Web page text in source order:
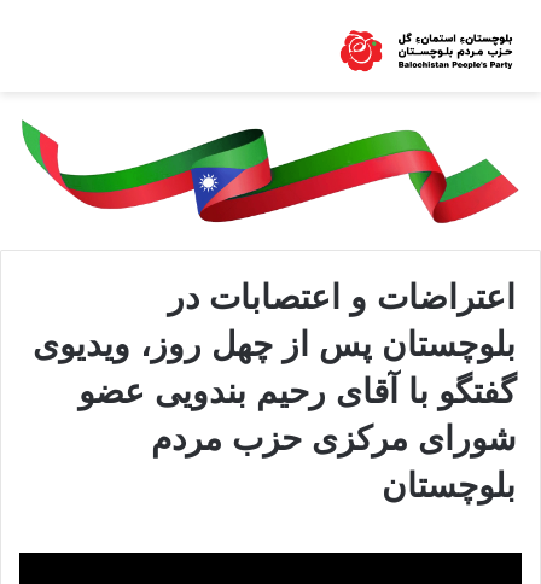
اعتراضات و اعتصابات در
بلوچستان پس از چهل روز، ویدیوی
گفتگو با آقای رحیم بندویی عضو
شورای مرکزی حزب مردم
بلوچستان